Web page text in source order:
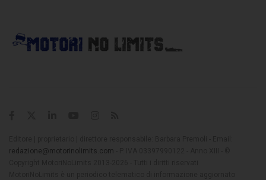
redazione@motorinolimits.com